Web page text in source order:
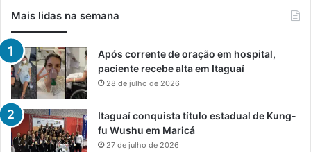
Mais lidas na semana
Após corrente de oração em hospital,
paciente recebe alta em Itaguaí
28 de julho de 2026
Itaguaí conquista título estadual de Kung-
fu Wushu em Maricá
27 de julho de 2026